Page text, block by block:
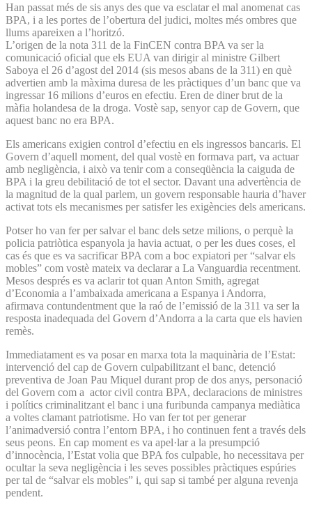
Han passat més de sis anys des que va esclatar el mal anomenat cas
BPA, i a les portes de l’obertura del judici, moltes més ombres que
llums apareixen a l’horitzó.
L’origen de la nota 311 de la FinCEN contra BPA va ser la
comunicació oficial que els EUA van dirigir al ministre Gilbert
Saboya el 26 d’agost del 2014 (sis mesos abans de la 311) en què
advertien amb la màxima duresa de les pràctiques d’un banc que va
ingressar 16 milions d’euros en efectiu. Eren de diner brut de la
màfia holandesa de la droga. Vostè sap, senyor cap de Govern, que
aquest banc no era BPA.
Els americans exigien control d’efectiu en els ingressos bancaris. El
Govern d’aquell moment, del qual vostè en formava part, va actuar
amb negligència, i això va tenir com a conseqüència la caiguda de
BPA i la greu debilitació de tot el sector. Davant una advertència de
la magnitud de la qual parlem, un govern responsable hauria d’haver
activat tots els mecanismes per satisfer les exigències dels americans.
Potser ho van fer per salvar el banc dels setze milions, o perquè la
policia patriòtica espanyola ja havia actuat, o per les dues coses, el
cas és que es va sacrificar BPA com a boc expiatori per “salvar els
mobles” com vostè mateix va declarar a La Vanguardia recentment.
Mesos després es va aclarir tot quan Anton Smith, agregat
d’Economia a l’ambaixada americana a Espanya i Andorra,
afirmava contundentment que la raó de l’emissió de la 311 va ser la
resposta inadequada del Govern d’Andorra a la carta que els havien
remès.
Immediatament es va posar en marxa tota la maquinària de l’Estat:
intervenció del cap de Govern culpabilitzant el banc, detenció
preventiva de Joan Pau Miquel durant prop de dos anys, personació
del Govern com a actor civil contra BPA, declaracions de ministres
i polítics criminalitzant el banc i una furibunda campanya mediàtica
a voltes clamant patriotisme. Ho van fer tot per generar
l’animadversió contra l’entorn BPA, i ho continuen fent a través dels
seus peons. En cap moment es va apel·lar a la presumpció
d’innocència, l’Estat volia que BPA fos culpable, ho necessitava per
ocultar la seva negligència i les seves possibles pràctiques espúries
per tal de “salvar els mobles” i, qui sap si també per alguna revenja
pendent.